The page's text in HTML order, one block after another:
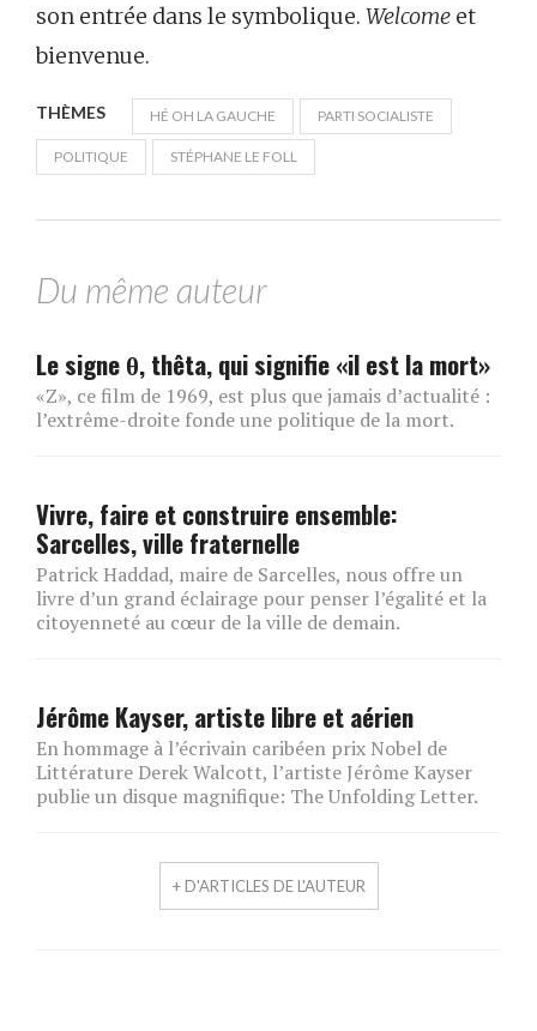
son entrée dans le symbolique. Welcome et
bienvenue.
THÈMES HÉ OH LA GAUCHE PARTI SOCIALISTE
POLITIQUE STÉPHANE LE FOLL
Du même auteur
Le signe θ, thêta, qui signifie «il est la mort»
«Z», ce film de 1969, est plus que jamais d’actualité :
l’extrême-droite fonde une politique de la mort.
Vivre, faire et construire ensemble:
Sarcelles, ville fraternelle
Patrick Haddad, maire de Sarcelles, nous offre un
livre d’un grand éclairage pour penser l’égalité et la
citoyenneté au cœur de la ville de demain.
Jérôme Kayser, artiste libre et aérien
En hommage à l’écrivain caribéen prix Nobel de
Littérature Derek Walcott, l’artiste Jérôme Kayser
publie un disque magnifique: The Unfolding Letter.
+ D'ARTICLES DE L'AUTEUR